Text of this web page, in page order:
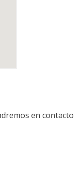
en contacto